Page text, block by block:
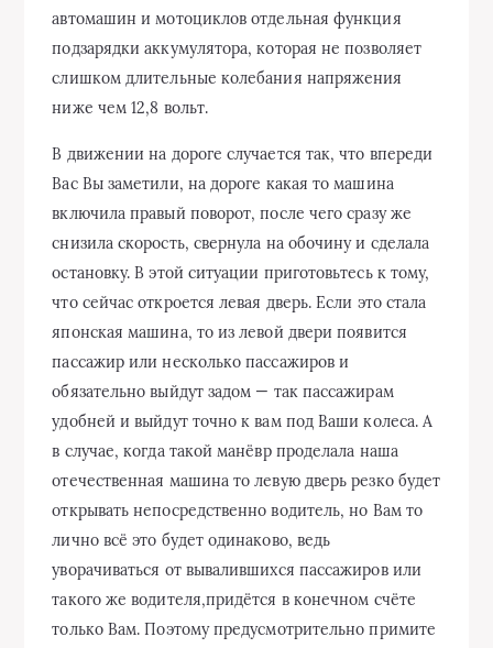
автомашин и мотоциклов отдельная функция
подзарядки аккумулятора, которая не позволяет
слишком длительные колебания напряжения
ниже чем 12,8 вольт.
В движении на дороге случается так, что впереди
Вас Вы заметили, на дороге какая то машина
включила правый поворот, после чего сразу же
снизила скорость, свернула на обочину и сделала
остановку. В этой ситуации приготовьтесь к тому,
что сейчас откроется левая дверь. Если это стала
японская машина, то из левой двери появится
пассажир или несколько пассажиров и
обязательно выйдут задом — так пассажирам
удобней и выйдут точно к вам под Ваши колеса. А
в случае, когда такой манёвр проделала наша
отечественная машина то левую дверь резко будет
открывать непосредственно водитель, но Вам то
лично всё это будет одинаково, ведь
уворачиваться от вывалившихся пассажиров или
такого же водителя,придётся в конечном счёте
только Вам. Поэтому предусмотрительно примите